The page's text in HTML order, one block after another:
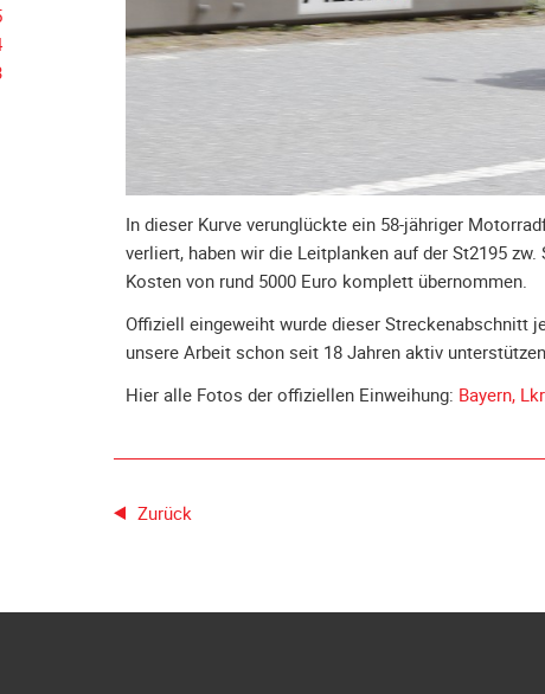
In dieser Kurve verunglückte ein 58-jähriger
verliert, haben wir die Leitplanken auf der St2195
Kosten von rund 5000 Euro komplett übernommen.
Offiziell eingeweiht wurde dieser Streckenabschnitt
unsere Arbeit schon seit 18 Jahren aktiv
Hier alle Fotos der offiziellen Einweihung: Bayern,
Zurück